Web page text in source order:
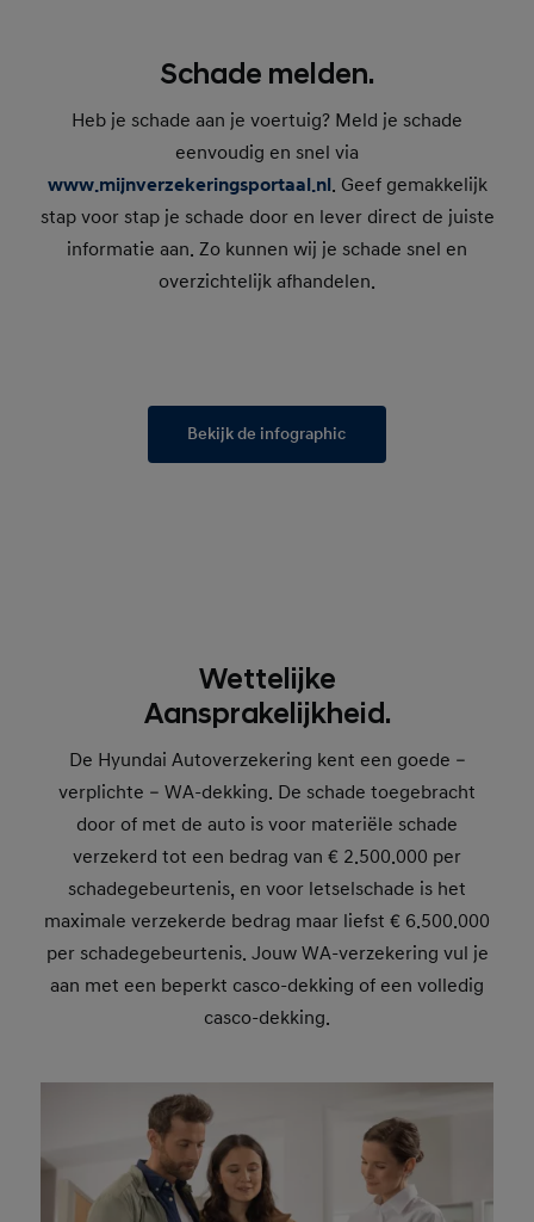
Schade melden.
Heb je schade aan je voertuig? Meld je schade
eenvoudig en snel via
www.mijnverzekeringsportaal.nl. Geef gemakkelijk
stap voor stap je schade door en lever direct de juiste
informatie aan. Zo kunnen wij je schade snel en
overzichtelijk afhandelen.
Bekijk de infographic
Wettelijke
Aansprakelijkheid.
De Hyundai Autoverzekering kent een goede –
verplichte – WA-dekking. De schade toegebracht
door of met de auto is voor materiële schade
verzekerd tot een bedrag van € 2.500.000 per
schadegebeurtenis, en voor letselschade is het
maximale verzekerde bedrag maar liefst € 6.500.000
per schadegebeurtenis. Jouw WA-verzekering vul je
aan met een beperkt casco-dekking of een volledig
casco-dekking.